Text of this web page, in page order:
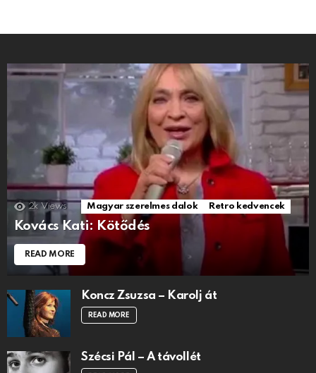
2k Views Magyar szerelmes dalok Retro kedvencek
Kovács Kati: Kötődés
READ MORE
Koncz Zsuzsa – Karolj át
READ MORE
Szécsi Pál – A távollét